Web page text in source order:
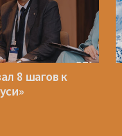
8 шагов к